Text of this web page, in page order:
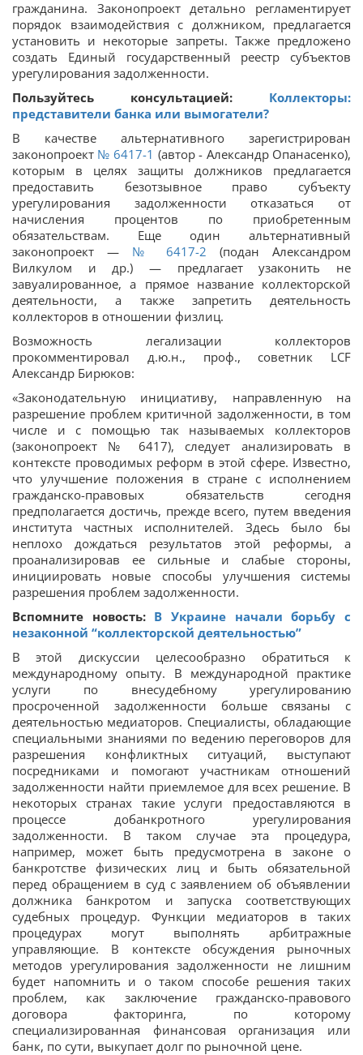
гражданина. Законопроект детально регламентирует
порядок взаимодействия с должником, предлагается
установить и некоторые запреты. Также предложено
создать Единый государственный реестр субъектов
урегулирования задолженности.
Пользуйтесь консультацией: Коллекторы:
представители банка или вымогатели?
В качестве альтернативного зарегистрирован
законопроект № 6417-1 (автор - Александр Опанасенко),
которым в целях защиты должников предлагается
предоставить безотзывное право субъекту
урегулирования задолженности отказаться от
начисления процентов по приобретенным
обязательствам. Еще один альтернативный
законопроект — № 6417-2 (подан Александром
Вилкулом и др.) — предлагает узаконить не
завуалированное, а прямое название коллекторской
деятельности, а также запретить деятельность
коллекторов в отношении физлиц.
Возможность легализации коллекторов
прокомментировал д.ю.н., проф., советник LCF
Александр Бирюков:
«Законодательную инициативу, направленную на
разрешение проблем критичной задолженности, в том
числе и с помощью так называемых коллекторов
(законопроект № 6417), следует анализировать в
контексте проводимых реформ в этой сфере. Известно,
что улучшение положения в стране с исполнением
гражданско-правовых обязательств сегодня
предполагается достичь, прежде всего, путем введения
института частных исполнителей. Здесь было бы
неплохо дождаться результатов этой реформы, а
проанализировав ее сильные и слабые стороны,
инициировать новые способы улучшения системы
разрешения проблем задолженности.
Вспомните новость: В Украине начали борьбу с
незаконной “коллекторской деятельностью”
В этой дискуссии целесообразно обратиться к
международному опыту. В международной практике
услуги по внесудебному урегулированию
просроченной задолженности больше связаны с
деятельностью медиаторов. Специалисты, обладающие
специальными знаниями по ведению переговоров для
разрешения конфликтных ситуаций, выступают
посредниками и помогают участникам отношений
задолженности найти приемлемое для всех решение. В
некоторых странах такие услуги предоставляются в
процессе добанкротного урегулирования
задолженности. В таком случае эта процедура,
например, может быть предусмотрена в законе о
банкротстве физических лиц и быть обязательной
перед обращением в суд с заявлением об объявлении
должника банкротом и запуска соответствующих
судебных процедур. Функции медиаторов в таких
процедурах могут выполнять арбитражные
управляющие. В контексте обсуждения рыночных
методов урегулирования задолженности не лишним
будет напомнить и о таком способе решения таких
проблем, как заключение гражданско-правового
договора факторинга, по которому
специализированная финансовая организация или
банк, по сути, выкупает долг по рыночной цене.